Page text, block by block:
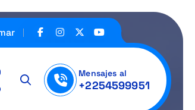
Mensajes al
+2254599951